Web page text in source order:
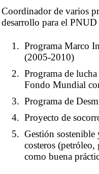
Coordinador de varios
desarrollo para el PNUD
Programa Marco
(2005-2010)
Programa de
Fondo Mundial
Programa de
Proyecto de
Gestión sostenible
costeros (petróleo,
como buena